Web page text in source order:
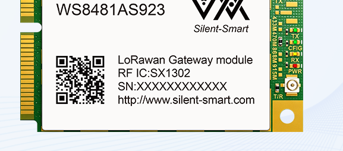
通道LoRa网关
Talk(LBT)、板载温度传感器、全双工等功能
器（SAW）和低通滤波器，具有优秀的参数性能